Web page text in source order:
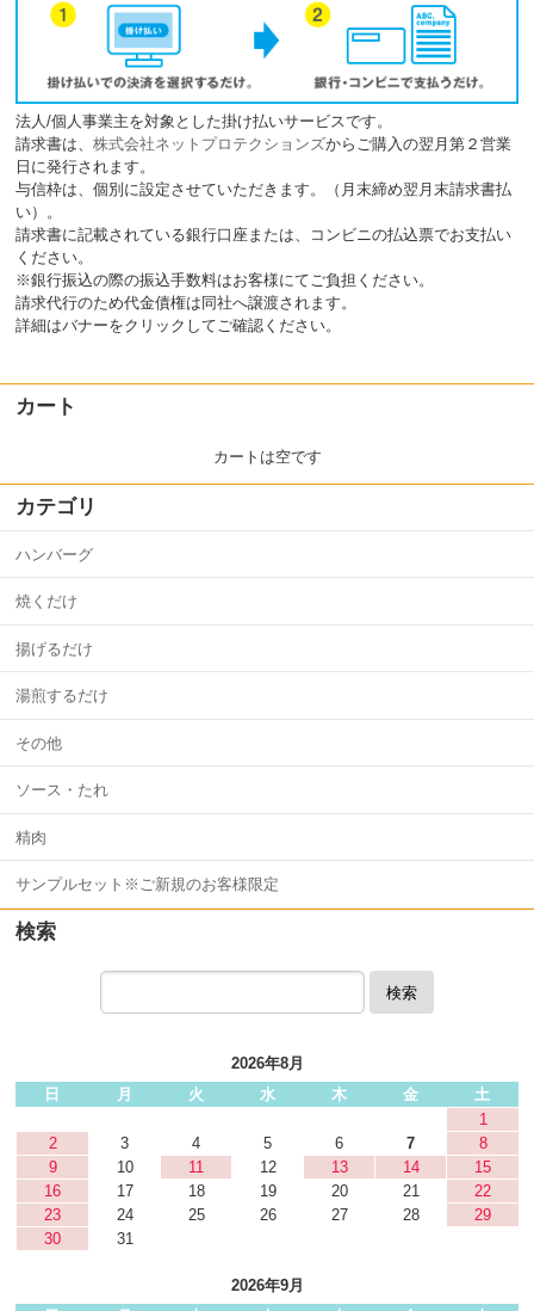
法人/個人事業主を対象とした掛け払いサービスです。
請求書は、 株式会社ネットプロテクションズからご購入の翌月第２営業
日に発行されます。
与信枠は、個別に設定させていただきます。（月末締め翌月末請求書払
い）。
請求書に記載されている銀行口座または、コンビニの払込票でお支払い
ください。
※銀行振込の際の振込手数料はお客様にてご負担ください。
請求代行のため代金債権は同社へ譲渡されます。
詳細はバナーをクリックしてご確認ください。
カート
カートは空です
カテゴリ
ハンバーグ
焼くだけ
揚げるだけ
湯煎するだけ
その他
ソース・たれ
精肉
サンプルセット※ご新規のお客様限定
検索
検索
2026年8月
日
月 火 水 木 金
土
1
2
3 4 5 6 7
8
9
10 11 12 13 14
15
16
17 18 19 20 21
22
23
24 25 26 27 28
29
30
31
2026年9月